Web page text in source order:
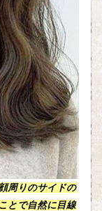
周りのサイドの
とで自然に目線